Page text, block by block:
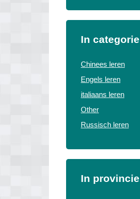
In categorie
Chinees leren
Engels leren
italiaans leren
Other
Russisch leren
In provincie